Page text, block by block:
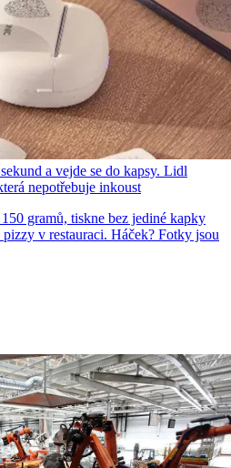
a vejde se do kapsy. Lidl
nepotřebuje inkoust
gramů, tiskne bez jediné kapky
v restauraci. Háček? Fotky jsou